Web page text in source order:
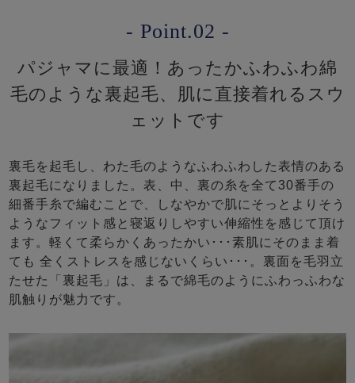
- Point.02 -
パジャマに最適！あったかふわふわ綿
毛のような裏起毛、肌に直接着れるスウ
ェットです
裏毛を起毛し、わた毛のようなふわふわした表情のある
裏起毛になりました。表、中、裏の糸を全て30番手の
細番手糸で編むことで、しなやかで肌にそっとよりそう
ようなフィット感と寝返りしやすい伸縮性を感じて頂け
ます。軽くて柔らかくあったかい･･･素肌にそのまま着
ても 全くストレスを感じないくらい･･･。裏面を毛羽立
たせた「裏起毛」は、まるで綿毛のようにふわっふわな
肌触りが魅力です。